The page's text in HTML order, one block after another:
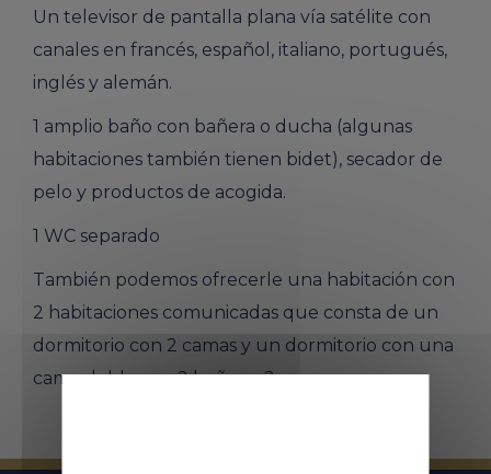
Un televisor de pantalla plana vía satélite con
canales en francés, español, italiano, portugués,
inglés y alemán.
1 amplio baño con bañera o ducha (algunas
habitaciones también tienen bidet), secador de
pelo y productos de acogida.
1 WC separado
También podemos ofrecerle una habitación con
2 habitaciones comunicadas que consta de un
dormitorio con 2 camas y un dormitorio con una
cama doble con 2 baños y 2 aseos.